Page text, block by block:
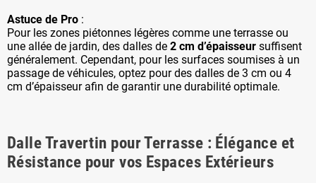
Astuce de Pro :
Pour les zones piétonnes légères comme une terrasse ou
une allée de jardin, des dalles de 2 cm d’épaisseur suffisent
généralement. Cependant, pour les surfaces soumises à un
passage de véhicules, optez pour des dalles de 3 cm ou 4
cm d’épaisseur afin de garantir une durabilité optimale.
Dalle Travertin pour Terrasse : Élégance et
Résistance pour vos Espaces Extérieurs